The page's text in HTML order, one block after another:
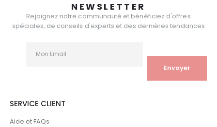
NEWSLETTER
Rejoignez notre communauté et bénéficiez d'offres
spéciales, de conseils d'experts et des dernières tendances
SERVICE CLIENT
Aide et FAQs